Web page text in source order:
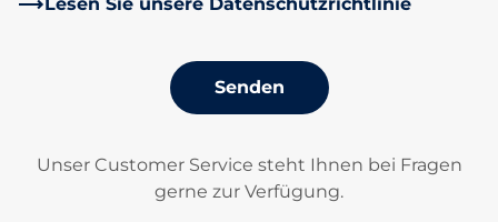
Senden
Unser Customer Service steht Ihnen bei Fragen
gerne zur Verfügung.